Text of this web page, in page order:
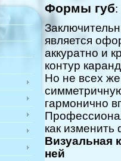
Формы губ:
является
аккуратно и
контур
Но не всех
гармонично
как
Визуальная
ней